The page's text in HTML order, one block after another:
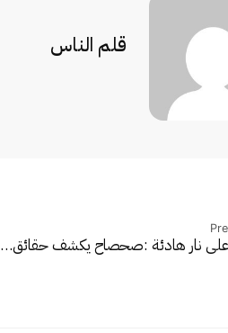
قلم الناس
على نار هادئة :صحصاح يكشف حقائق…